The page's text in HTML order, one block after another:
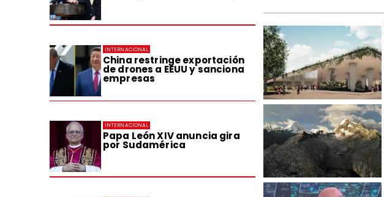
China restringe exportación
de drones a EEUU y sanciona
empresas
INTERNACIONAL
Papa León XIV anuncia gira
por Sudamérica
INTERNACIONAL